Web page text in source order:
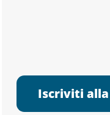
Iscriviti